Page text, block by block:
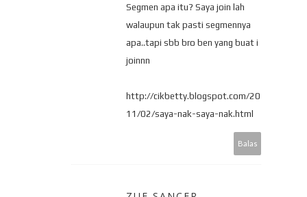
Segmen apa itu? Saya join lah
walaupun tak pasti segmennya
apa..tapi sbb bro ben yang buat i
joinnn
http://cikbetty.blogspot.com/20
11/02/saya-nak-saya-nak.html
Balas